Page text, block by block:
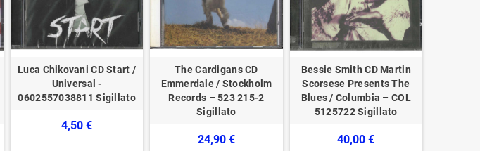
Luca Chikovani CD Start /
Universal -
0602557038811 Sigillato
4,50 €
The Cardigans ‎CD
Emmerdale / Stockholm
Records ‎– 523 215-2
Sigillato
24,90 €
Bessie Smith CD Martin
Scorsese Presents The
Blues / Columbia – COL
5125722 Sigillato
40,00 €